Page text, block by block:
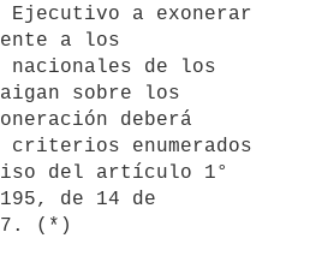
a exonerar
a los
nacionales de los
sobre los
deberá
criterios enumerados
del artículo 1°
de 14 de
(*)